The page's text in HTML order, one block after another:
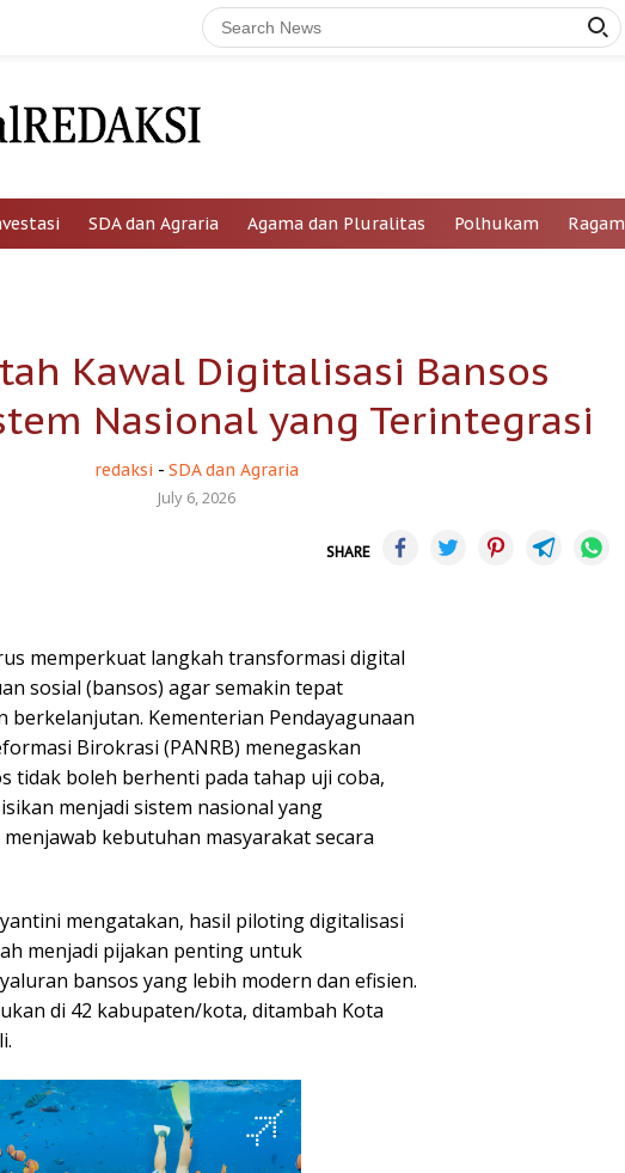
SDA dan Agraria Agama dan Pluralitas Polhukam Ragam
Kawal Digitalisasi Bansos
Nasional yang Terintegrasi
redaksi - SDA dan Agraria
July 6, 2026
SHARE
memperkuat langkah transformasi digital
sosial (bansos) agar semakin tepat
berkelanjutan. Kementerian Pendayagunaan
Birokrasi (PANRB) menegaskan
tidak boleh berhenti pada tahap uji coba,
menjadi sistem nasional yang
kebutuhan masyarakat secara
mengatakan, hasil piloting digitalisasi
menjadi pijakan penting untuk
bansos yang lebih modern dan efisien.
di 42 kabupaten/kota, ditambah Kota